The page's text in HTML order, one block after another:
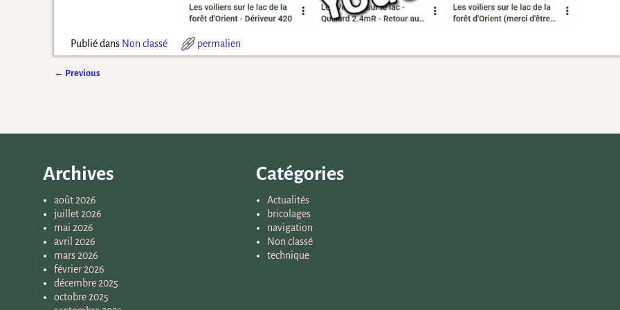
Publié dans Non classé permalien
← Previous
Archives
août 2026
juillet 2026
mai 2026
avril 2026
mars 2026
février 2026
décembre 2025
octobre 2025
Catégories
Actualités
bricolages
navigation
Non classé
technique